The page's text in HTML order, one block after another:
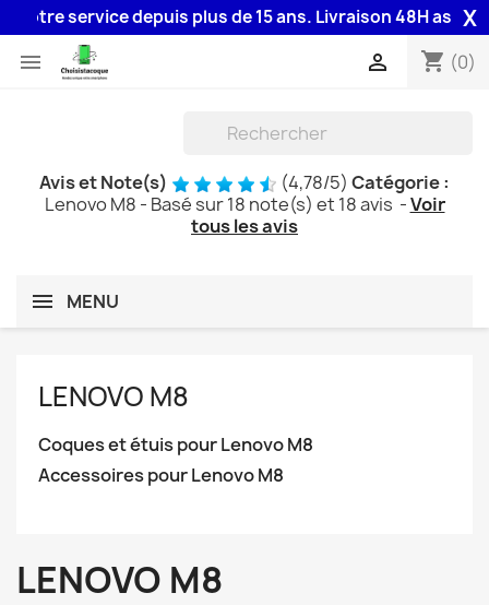
service depuis plus de 15 ans. Livraison 48H assurée par
X
 shopping_cart (0)

Avis et Note(s) (4,78/5) Catégorie :
Lenovo M8 - Basé sur18 note(s) et 18avis -Voir
tous les avis
MENU
LENOVO M8
Coques et étuis pour Lenovo M8
Accessoires pour Lenovo M8
LENOVO M8